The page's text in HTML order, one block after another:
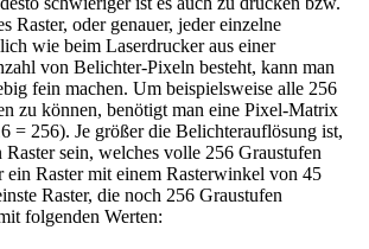
Raster, oder genauer, jeder einzelne
wie beim Laserdrucker aus einer
von Belichter-Pixeln besteht, kann man
fein machen. Um beispielsweise alle 256
zu können, benötigt man eine Pixel-Matrix
= 256). Je größer die Belichterauflösung ist,
Raster sein, welches volle 256 Graustufen
ein Raster mit einem Rasterwinkel von 45
Raster, die noch 256 Graustufen
folgenden Werten: